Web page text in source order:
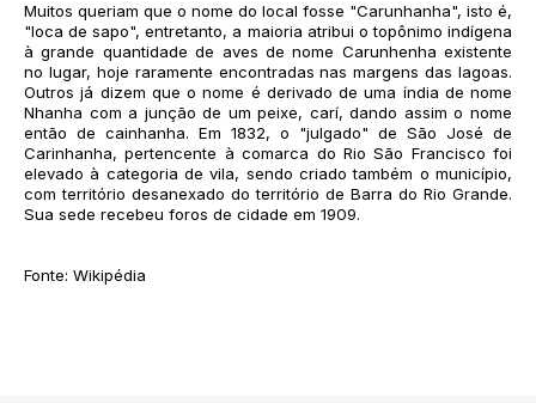
Muitos queriam que o nome do local fosse "Carunhanha", isto é,
"loca de sapo", entretanto, a maioria atribui o topônimo indígena
à grande quantidade de aves de nome Carunhenha existente
no lugar, hoje raramente encontradas nas margens das lagoas.
Outros já dizem que o nome é derivado de uma índia de nome
Nhanha com a junção de um peixe, carí, dando assim o nome
então de cainhanha. Em 1832, o "julgado" de São José de
Carinhanha, pertencente à comarca do Rio São Francisco foi
elevado à categoria de vila, sendo criado também o município,
com território desanexado do território de Barra do Rio Grande.
Sua sede recebeu foros de cidade em 1909.
Fonte: Wikipédia